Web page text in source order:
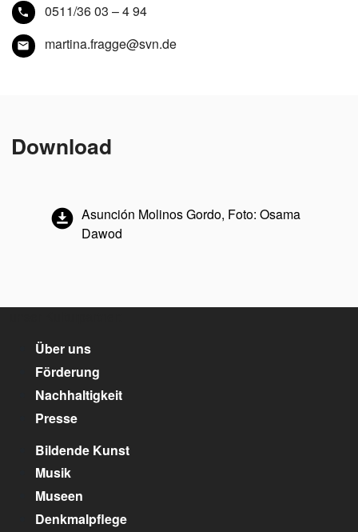
0511/36 03 – 4 94
martina.fragge@svn.de
Download
Asunción Molinos Gordo, Foto: Osama
Dawod
Über uns
Förderung
Nachhaltigkeit
Presse
Bildende Kunst
Musik
Museen
Denkmalpflege